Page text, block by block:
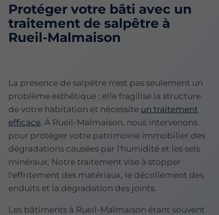
Protéger votre bâti avec un
traitement de salpêtre à
Rueil-Malmaison
La présence de salpêtre n'est pas seulement un
problème esthétique ; elle fragilise la structure
de votre habitation et nécessite un traitement
efficace. À Rueil-Malmaison, nous intervenons
pour protéger votre patrimoine immobilier des
dégradations causées par l'humidité et les sels
minéraux. Notre traitement vise à stopper
l'effritement des matériaux, le décollement des
enduits et la dégradation des joints.
Les bâtiments à Rueil-Malmaison étant souvent